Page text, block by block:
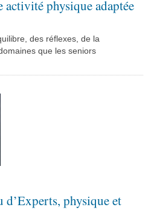
activité physique adaptée
des réflexes, de la
que les seniors
physique et